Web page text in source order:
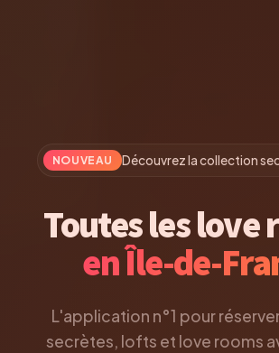
NOUVEAU Découvrez la collection
Toutes les love
en Île-de-
L'application n°1 pour
secrètes, lofts et love rooms